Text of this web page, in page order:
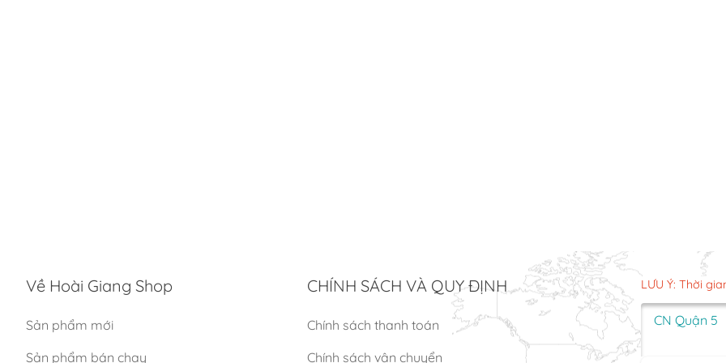
Về Hoài Giang Shop
Sản phẩm mới
Sản phẩm bán chạy
CHÍNH SÁCH VÀ QUY ĐỊNH
Chính sách thanh toán
Chính sách vận chuyển
LƯU Ý: Thời
CN Quận 5